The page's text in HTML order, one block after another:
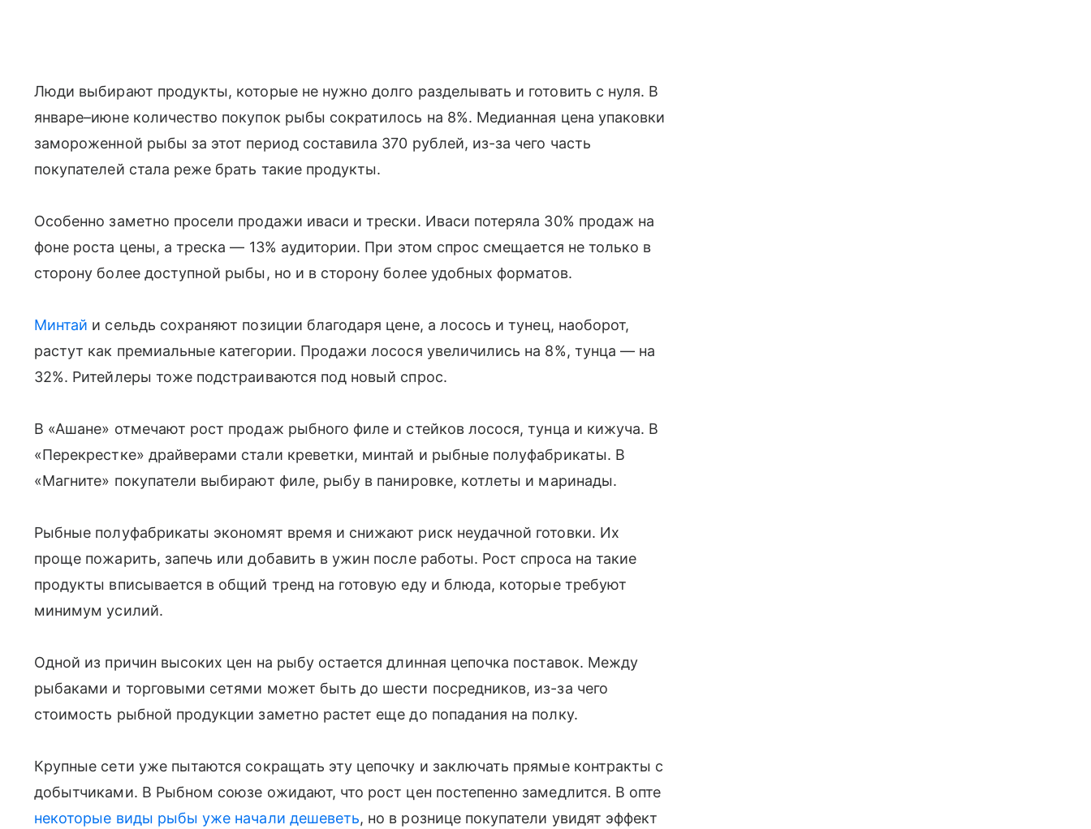
Люди выбирают продукты, которые не нужно долго разделывать и готовить с нуля. В
январе–июне количество покупок рыбы сократилось на 8%. Медианная цена упаковки
замороженной рыбы за этот период составила 370 рублей, из-за чего часть
покупателей стала реже брать такие продукты.
Особенно заметно просели продажи иваси и трески. Иваси потеряла 30% продаж на
фоне роста цены, а треска — 13% аудитории. При этом спрос смещается не только в
сторону более доступной рыбы, но и в сторону более удобных форматов.
Минтай и сельдь сохраняют позиции благодаря цене, а лосось и тунец, наоборот,
растут как премиальные категории. Продажи лосося увеличились на 8%, тунца — на
32%. Ритейлеры тоже подстраиваются под новый спрос.
В «Ашане» отмечают рост продаж рыбного филе и стейков лосося, тунца и кижуча. В
«Перекрестке» драйверами стали креветки, минтай и рыбные полуфабрикаты. В
«Магните» покупатели выбирают филе, рыбу в панировке, котлеты и маринады.
Рыбные полуфабрикаты экономят время и снижают риск неудачной готовки. Их
проще пожарить, запечь или добавить в ужин после работы. Рост спроса на такие
продукты вписывается в общий тренд на готовую еду и блюда, которые требуют
минимум усилий.
Одной из причин высоких цен на рыбу остается длинная цепочка поставок. Между
рыбаками и торговыми сетями может быть до шести посредников, из-за чего
стоимость рыбной продукции заметно растет еще до попадания на полку.
Крупные сети уже пытаются сокращать эту цепочку и заключать прямые контракты с
добытчиками. В Рыбном союзе ожидают, что рост цен постепенно замедлится. В опте
некоторые виды рыбы уже начали дешеветь, но в рознице покупатели увидят эффект